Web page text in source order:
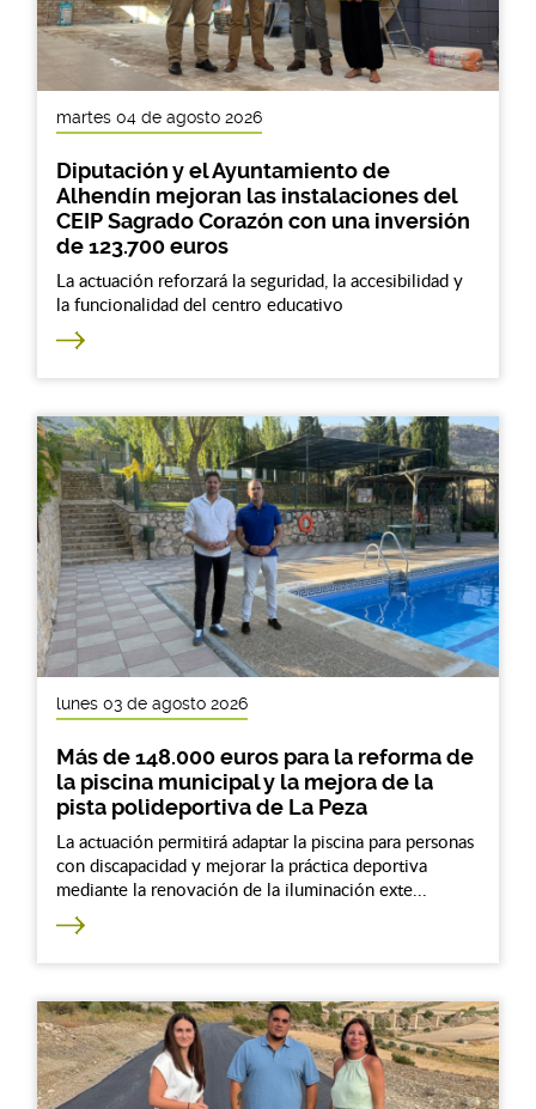
martes 04 de agosto 2026
Diputación y el Ayuntamiento de
Alhendín mejoran las instalaciones del
CEIP Sagrado Corazón con una inversión
de 123.700 euros
La actuación reforzará la seguridad, la accesibilidad y
la funcionalidad del centro educativo
lunes 03 de agosto 2026
Más de 148.000 euros para la reforma de
la piscina municipal y la mejora de la
pista polideportiva de La Peza
La actuación permitirá adaptar la piscina para personas
con discapacidad y mejorar la práctica deportiva
mediante la renovación de la iluminación exte...